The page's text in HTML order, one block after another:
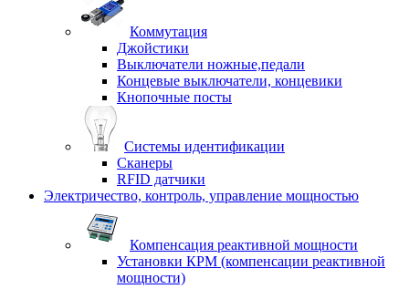
Коммутация
Джойстики
Выключатели ножные,педали
Концевые выключатели, концевики
Кнопочные посты
Системы идентификации
Сканеры
RFID датчики
Электричество, контроль, управление мощностью
Компенсация реактивной мощности
Установки КРМ (компенсации реактивной
мощности)